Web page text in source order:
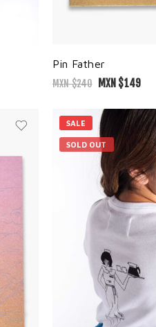
Pin Father
MXN $240 MXN $149
SALE
SOLD OUT